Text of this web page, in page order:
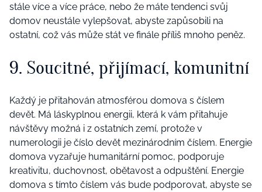
stále více a více práce, nebo že máte tendenci svůj
domov neustále vylepšovat, abyste zapůsobili na
ostatní, což vás může stát ve finále příliš mnoho peněz.
9. Soucitné, přijímací, komunitní
Každý je přitahován atmosférou domova s číslem
devět. Má láskyplnou energii, která k vám přitahuje
návštěvy možná i z ostatních zemí, protože v
numerologii je číslo devět mezinárodním číslem. Energie
domova vyzařuje humanitární pomoc, podporuje
kreativitu, duchovnost, obětavost a odpuštění. Energie
domova s tímto číslem vás bude podporovat, abyste se